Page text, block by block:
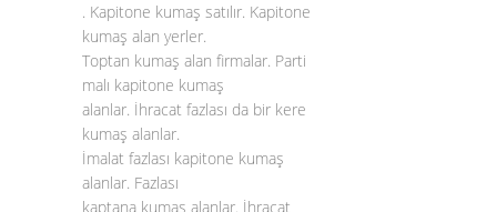
. Kapitone kumaş satılır. Kapitone
kumaş alan yerler.
Toptan kumaş alan firmalar. Parti
malı kapitone kumaş
alanlar. İhracat fazlası da bir kere
kumaş alanlar.
İmalat fazlası kapitone kumaş
alanlar. Fazlası
kaptana kumaş alanlar. İhracat